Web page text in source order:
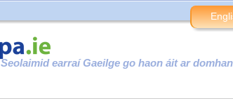
Seolaimid earraí Gaeilge go haon áit ar domhan